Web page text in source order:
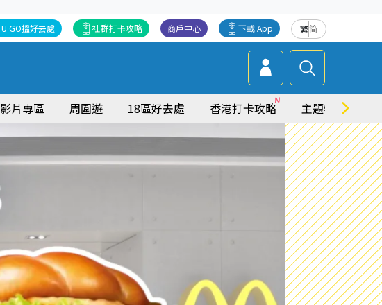
繁简
下載 App
商戶中心
社群打卡攻略
U GO搵好去處
影片專區 周圍遊 18區好去處 香港打卡攻略 主題特集